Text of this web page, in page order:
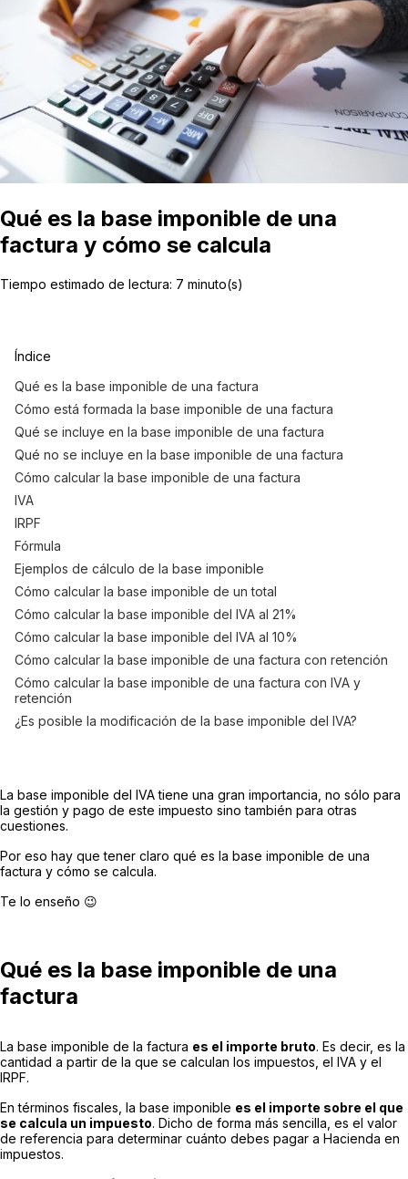
Qué es la base imponible de una
factura y cómo se calcula
Tiempo estimado de lectura: 7 minuto(s)
Índice
Qué es la base imponible de una factura
Cómo está formada la base imponible de una factura
Qué se incluye en la base imponible de una factura
Qué no se incluye en la base imponible de una factura
Cómo calcular la base imponible de una factura
IVA
IRPF
Fórmula
Ejemplos de cálculo de la base imponible
Cómo calcular la base imponible de un total
Cómo calcular la base imponible del IVA al 21%
Cómo calcular la base imponible del IVA al 10%
Cómo calcular la base imponible de una factura con retención
Cómo calcular la base imponible de una factura con IVA y
retención
¿Es posible la modificación de la base imponible del IVA?
La base imponible del IVA tiene una gran importancia, no sólo para
la gestión y pago de este impuesto sino también para otras
cuestiones.
Por eso hay que tener claro qué es la base imponible de una
factura y cómo se calcula.
Te lo enseño 😉
Qué es la base imponible de una
factura
La base imponible de la factura es el importe bruto. Es decir, es la
cantidad a partir de la que se calculan los impuestos, el IVA y el
IRPF.
En términos fiscales, la base imponible es el importe sobre el que
se calcula un impuesto. Dicho de forma más sencilla, es el valor
de referencia para determinar cuánto debes pagar a Hacienda en
impuestos.